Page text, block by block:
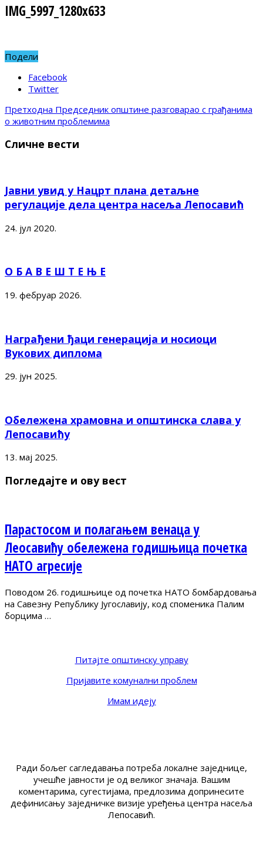
IMG_5997_1280x633
Подели
Facebook
Twitter
Претходна Председник општине разговарао с грађанима
о животним проблемима
Сличне вести
Јавни увид у Нацрт плана детаљне
регулације дела центра насеља Лепосавић
24. јул 2020.
О Б А В Е Ш Т Е Њ Е
19. фебруар 2026.
Награђени ђаци генерација и носиоци
Вукових диплома
29. јун 2025.
Обележена храмовна и општинска слава у
Лепосавићу
13. мај 2025.
Погледајте и ову вест
Парастосом и полагањем венаца у
Леосавићу обележена годишњица почетка
НАТО агресије
Поводом 26. годишњице од почетка НАТО бомбардовања
на Савезну Републику Југославију, код споменика Палим
борцима …
Питајте општинску управу
Пријавите комунални проблем
Имам идеју
Ради бољег сагледавања потреба локалне заједнице,
учешће јавности је од великог значаја. Вашим
коментарима, сугестијама, предлозима допринесите
дефинисању заједничке визије уређења центра насеља
Лепосавић.